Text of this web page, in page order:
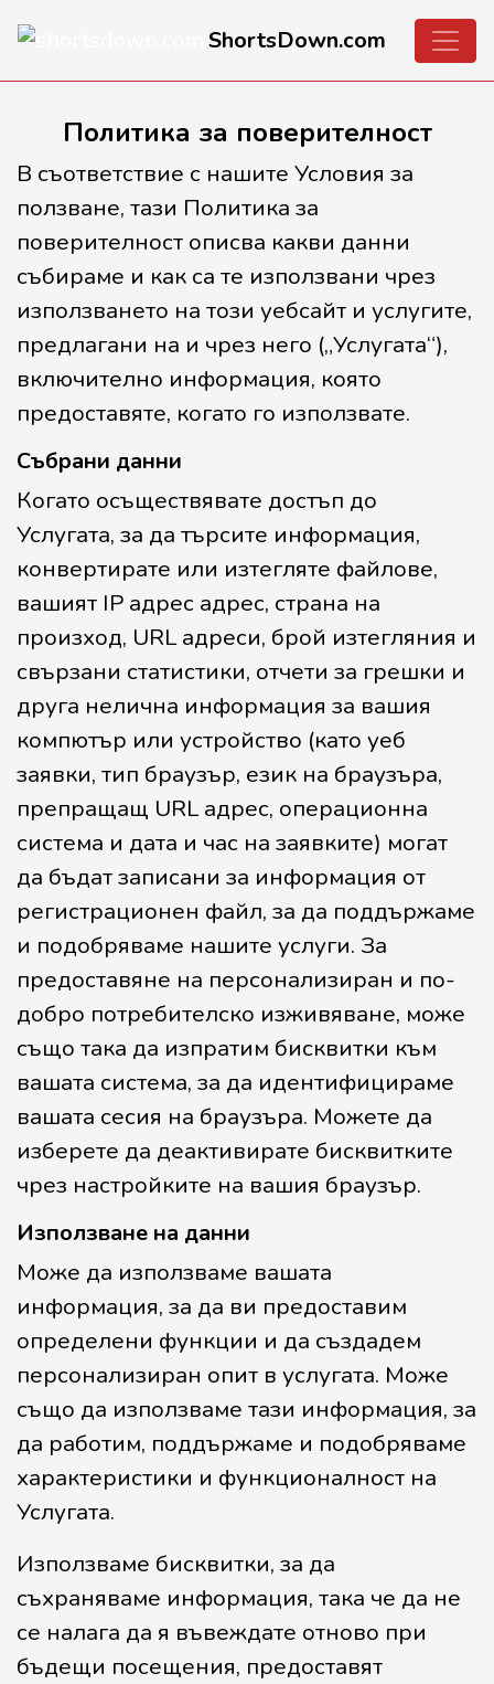
ShortsDown.com
Политика за поверителност
В съответствие с нашите Условия за
ползване, тази Политика за
поверителност описва какви данни
събираме и как са те използвани чрез
използването на този уебсайт и услугите,
предлагани на и чрез него („Услугата“),
включително информация, която
предоставяте, когато го използвате.
Събрани данни
Когато осъществявате достъп до
Услугата, за да търсите информация,
конвертирате или изтегляте файлове,
вашият IP адрес адрес, страна на
произход, URL адреси, брой изтегляния и
свързани статистики, отчети за грешки и
друга нелична информация за вашия
компютър или устройство (като уеб
заявки, тип браузър, език на браузъра,
препращащ URL адрес, операционна
система и дата и час на заявките) могат
да бъдат записани за информация от
регистрационен файл, за да поддържаме
и подобряваме нашите услуги. За
предоставяне на персонализиран и по-
добро потребителско изживяване, може
също така да изпратим бисквитки към
вашата система, за да идентифицираме
вашата сесия на браузъра. Можете да
изберете да деактивирате бисквитките
чрез настройките на вашия браузър.
Използване на данни
Може да използваме вашата
информация, за да ви предоставим
определени функции и да създадем
персонализиран опит в услугата. Може
също да използваме тази информация, за
да работим, поддържаме и подобряваме
характеристики и функционалност на
Услугата.
Използваме бисквитки, за да
съхраняваме информация, така че да не
се налага да я въвеждате отново при
бъдещи посещения, предоставят